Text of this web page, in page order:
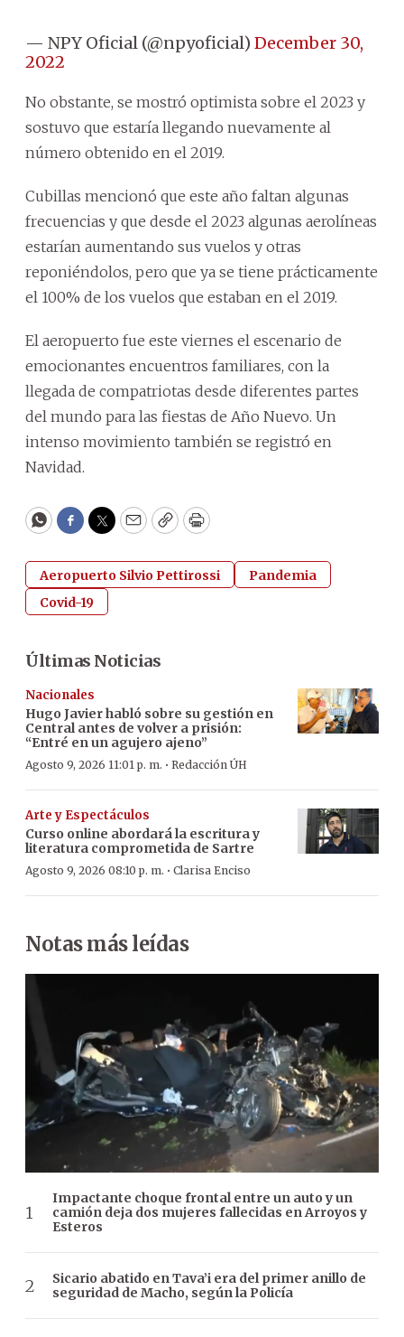
— NPY Oficial (@npyoficial) December 30,
2022
No obstante, se mostró optimista sobre el 2023 y
sostuvo que estaría llegando nuevamente al
número obtenido en el 2019.
Cubillas mencionó que este año faltan algunas
frecuencias y que desde el 2023 algunas aerolíneas
estarían aumentando sus vuelos y otras
reponiéndolos, pero que ya se tiene prácticamente
el 100% de los vuelos que estaban en el 2019.
El aeropuerto fue este viernes el escenario de
emocionantes encuentros familiares, con la
llegada de compatriotas desde diferentes partes
del mundo para las fiestas de Año Nuevo. Un
intenso movimiento también se registró en
Navidad.
WhatsApp
Facebook
Twitter
EmailCopyPrint
Aeropuerto Silvio Pettirossi
Pandemia
Covid-19
Últimas Noticias
Nacionales
Hugo Javier habló sobre su gestión en
Central antes de volver a prisión:
“Entré en un agujero ajeno”
Agosto 9, 2026 11:01 p. m. · Redacción ÚH
Arte y Espectáculos
Curso online abordará la escritura y
literatura comprometida de Sartre
Agosto 9, 2026 08:10 p. m. · Clarisa Enciso
Notas más leídas
Impactante choque frontal entre un auto y un
camión deja dos mujeres fallecidas en Arroyos y
Esteros
Sicario abatido en Tava’i era del primer anillo de
seguridad de Macho, según la Policía